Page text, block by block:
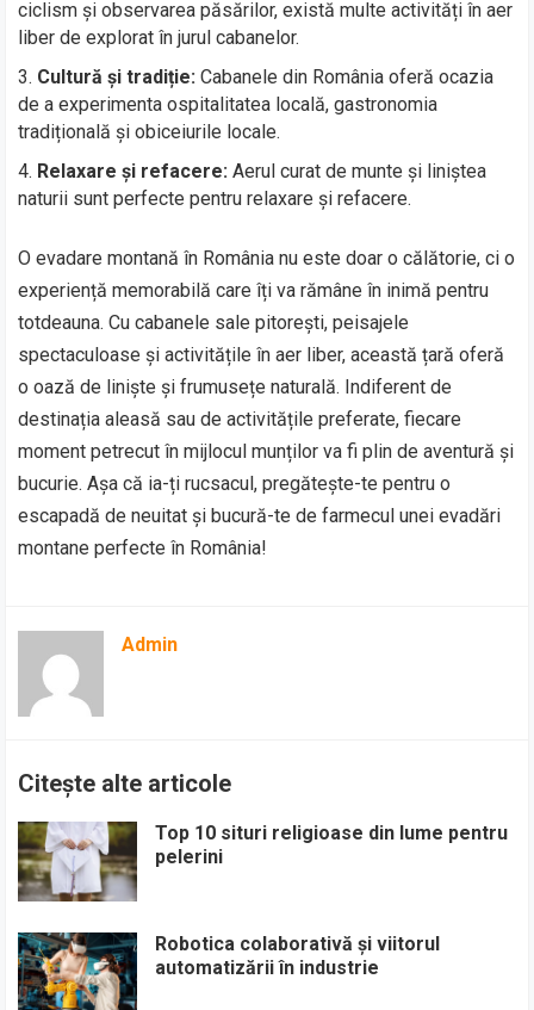
ciclism și observarea păsărilor, există multe activități în aer
liber de explorat în jurul cabanelor.
Cultură și tradiție: Cabanele din România oferă ocazia
de a experimenta ospitalitatea locală, gastronomia
tradițională și obiceiurile locale.
Relaxare și refacere: Aerul curat de munte și liniștea
naturii sunt perfecte pentru relaxare și refacere.
O evadare montană în România nu este doar o călătorie, ci o
experiență memorabilă care îți va rămâne în inimă pentru
totdeauna. Cu cabanele sale pitorești, peisajele
spectaculoase și activitățile în aer liber, această țară oferă
o oază de liniște și frumusețe naturală. Indiferent de
destinația aleasă sau de activitățile preferate, fiecare
moment petrecut în mijlocul munților va fi plin de aventură și
bucurie. Așa că ia-ți rucsacul, pregătește-te pentru o
escapadă de neuitat și bucură-te de farmecul unei evadări
montane perfecte în România!
Admin
Citește alte articole
Top 10 situri religioase din lume pentru
pelerini
Robotica colaborativă și viitorul
automatizării în industrie